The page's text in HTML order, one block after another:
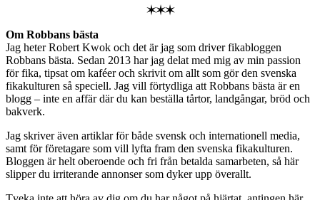
✶✶✶
Om Robbans bästa
Jag heter Robert Kwok och det är jag som driver fikabloggen
Robbans bästa. Sedan 2013 har jag delat med mig av min passion
för fika, tipsat om kaféer och skrivit om allt som gör den svenska
fikakulturen så speciell. Jag vill förtydliga att Robbans bästa är en
blogg – inte en affär där du kan beställa tårtor, landgångar, bröd och
bakverk.
Jag skriver även artiklar för både svensk och internationell media,
samt för företagare som vill lyfta fram den svenska fikakulturen.
Bloggen är helt oberoende och fri från betalda samarbeten, så här
slipper du irriterande annonser som dyker upp överallt.